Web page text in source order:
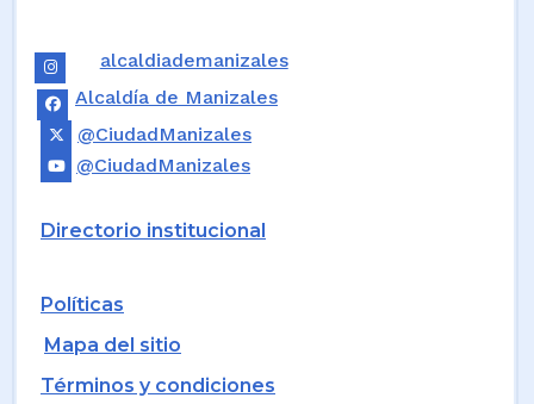
alcaldiademanizales
Alcaldía de Manizales
@CiudadManizales
@CiudadManizales
Directorio institucional
Políticas
Mapa del sitio
Términos y condiciones